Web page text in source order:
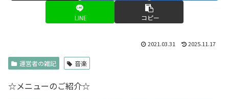
LINE コピー
2021.03.31 2025.11.17
運営者の雑記 音楽
☆メニューのご紹介☆